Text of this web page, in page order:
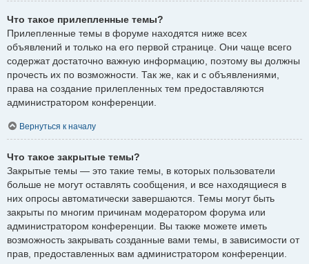
Что такое прилепленные темы?
Прилепленные темы в форуме находятся ниже всех
объявлений и только на его первой странице. Они чаще всего
содержат достаточно важную информацию, поэтому вы должны
прочесть их по возможности. Так же, как и с объявлениями,
права на создание прилепленных тем предоставляются
администратором конференции.
Вернуться к началу
Что такое закрытые темы?
Закрытые темы — это такие темы, в которых пользователи
больше не могут оставлять сообщения, и все находящиеся в
них опросы автоматически завершаются. Темы могут быть
закрыты по многим причинам модератором форума или
администратором конференции. Вы также можете иметь
возможность закрывать созданные вами темы, в зависимости от
прав, предоставленных вам администратором конференции.